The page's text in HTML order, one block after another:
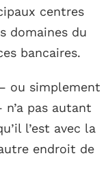
centres
domaines du
bancaires.
ou simplement
pas autant
l’est avec la
endroit de